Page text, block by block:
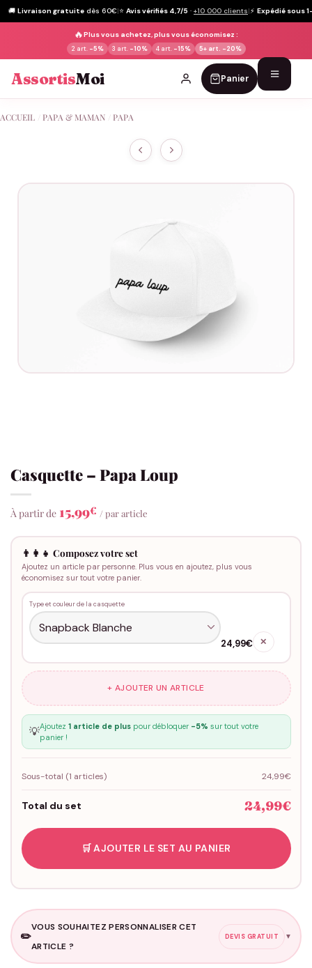
🚚 Livraison gratuite dès 60€|⭐ Avis vérifiés 4,7/5 · +10 000 clients|⚡ Expédié sous
🔥Plus vous achetez, plus vous économisez :
2 art. -5% 3 art. -10% 4 art. -15% 5+ art. -20%
AssortisMoi Panier
au
ACCUEIL PAPA & MAMAN PAPA
Casquette – Papa Loup
À partir de 15,99€ / par article
👨‍👩‍👧 Composez votre set
Ajoutez un article par personne. Plus vous en ajoutez, plus vous
économisez sur tout votre panier.
Type et couleur de la casquette
24,99€ ✕
+ AJOUTER UN ARTICLE
💡Ajoutez 1 article de pluspour débloquer -5% sur tout votre
panier !
Sous-total (1 articles) 24,99€
Total du set 24,99€
🛒 AJOUTER LE SET AU PANIER
✏️
VOUS SOUHAITEZ PERSONNALISER CET
ARTICLE ?
DEVIS GRATUIT ▼